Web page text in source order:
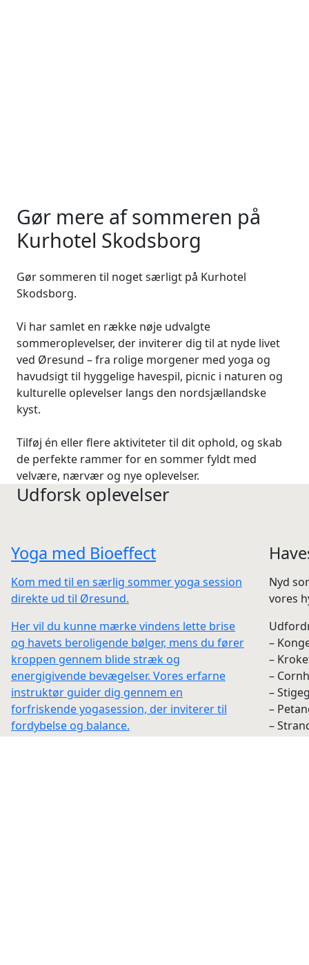
Gør mere af sommeren på
Kurhotel Skodsborg
Gør sommeren til noget særligt på Kurhotel
Skodsborg.
Vi har samlet en række nøje udvalgte
sommeroplevelser, der inviterer dig til at nyde livet
ved Øresund – fra rolige morgener med yoga og
havudsigt til hyggelige havespil, picnic i naturen og
kulturelle oplevelser langs den nordsjællandske
kyst.
Tilføj én eller flere aktiviteter til dit ophold, og skab
de perfekte rammer for en sommer fyldt med
velvære, nærvær og nye oplevelser.
Udforsk oplevelser
Yoga med Bioeffect
Kom med til en særlig sommer yoga session
direkte ud til Øresund.
Her vil du kunne mærke vindens lette brise
og havets beroligende bølger, mens du fører
kroppen gennem blide stræk og
energigivende bevægelser. Vores erfarne
instruktør guider dig gennem en
forfriskende yogasession, der inviterer til
fordybelse og balance.
Nyd
vores
–
–
–
–
–
–